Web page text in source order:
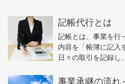
記帳代行とは
記帳とは、事業を行
内容を「帳簿に記入
日々の取引を記録
事業承継の流れ